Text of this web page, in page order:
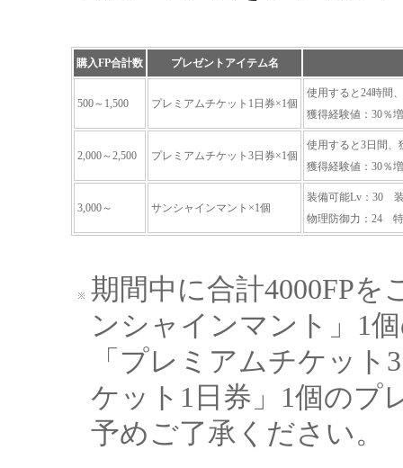
購入FP合計数 プレゼントアイテム名
500～1,500 プレミアムチケット1日券×1個
使用すると24時間
獲得経験値：30％
2,000～2,500 プレミアムチケット3日券×1個
使用すると3日間
獲得経験値：30％
3,000～ サンシャインマント×1個
装備可能Lv：30
物理防御力：24
期間中に合計4000FP
ンシャインマント」1
「プレミアムチケッ
ケット1日券」1個のプ
予めご了承ください。